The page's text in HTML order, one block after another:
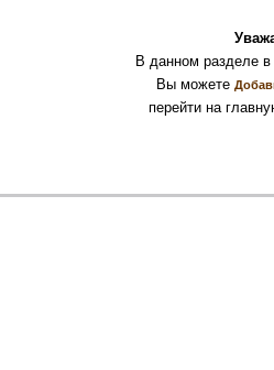
В данном разделе
Вы можете
перейти на